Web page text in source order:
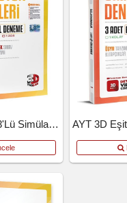
AYT 3D Sayısal 3'lü Simülasyon Deneme